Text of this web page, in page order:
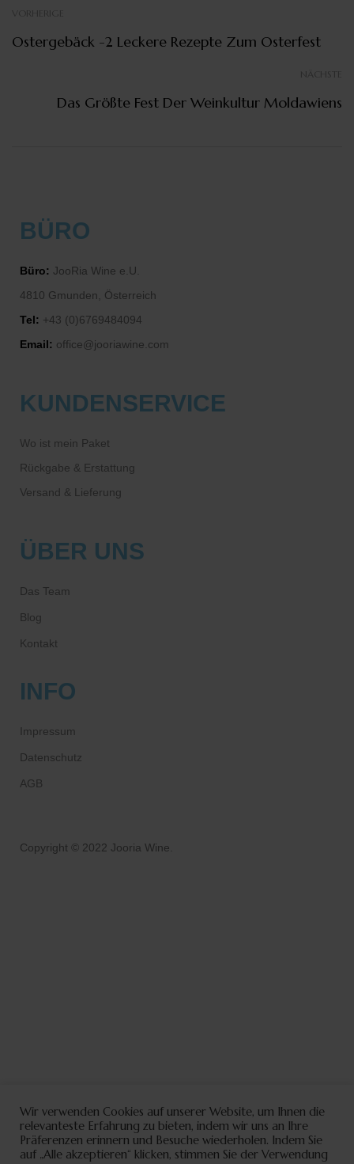
Ostergebäck -2 Leckere Rezepte Zum Osterfest
Das Größte Fest Der Weinkultur Moldawiens
BÜRO
Büro: JooRia Wine e.U.
4810 Gmunden, Österreich
Tel: +43 (0)6769484094
Email: office@jooriawine.com
KUNDENSERVICE
Wo ist mein Paket
Rückgabe & Erstattung
Versand & Lieferung
ÜBER UNS
Das Team
Blog
Kontakt
INFO
Impressum
Datenschutz
AGB
Copyright © 2022 Jooria Wine.
Wir verwenden Cookies auf unserer Website, um Ihnen die
relevanteste Erfahrung zu bieten, indem wir uns an Ihre
Präferenzen erinnern und Besuche wiederholen. Indem Sie
auf „Alle akzeptieren“ klicken, stimmen Sie der Verwendung